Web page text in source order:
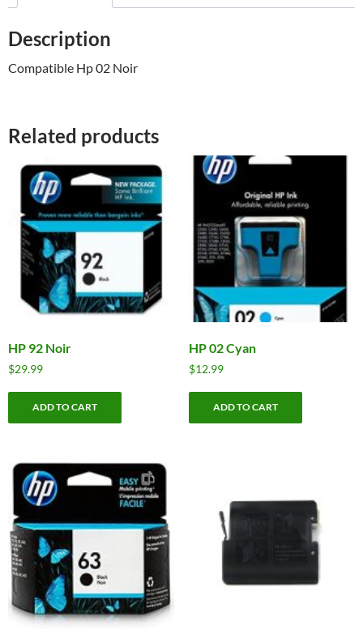
Description
Compatible Hp 02 Noir
Related products
HP 92 Noir
$29.99
ADD TO CART
HP 02 Cyan
$12.99
ADD TO CART